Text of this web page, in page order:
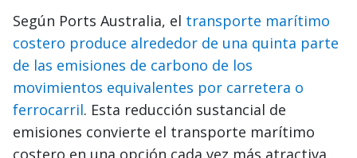
Según Ports Australia, el transporte marítimo
costero produce alrededor de una quinta parte
de las emisiones de carbono de los
movimientos equivalentes por carretera o
ferrocarril. Esta reducción sustancial de
emisiones convierte el transporte marítimo
costero en una opción cada vez más atractiva